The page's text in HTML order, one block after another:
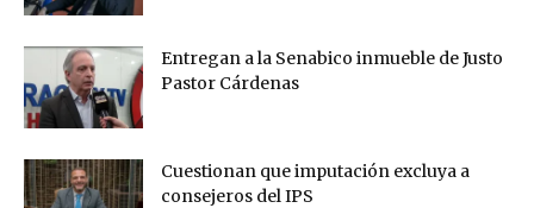
Entregan a la Senabico inmueble de Justo
Pastor Cárdenas
Cuestionan que imputación excluya a
consejeros del IPS